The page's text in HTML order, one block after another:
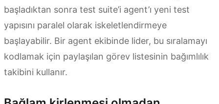
başladıktan sonra test suite’i agent’ı yeni test
yapısını paralel olarak iskeletlendirmeye
başlayabilir. Bir agent ekibinde lider, bu sıralamayı
kodlamak için paylaşılan görev listesinin bağımlılık
takibini kullanır.